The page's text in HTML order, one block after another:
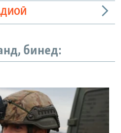
бинед: